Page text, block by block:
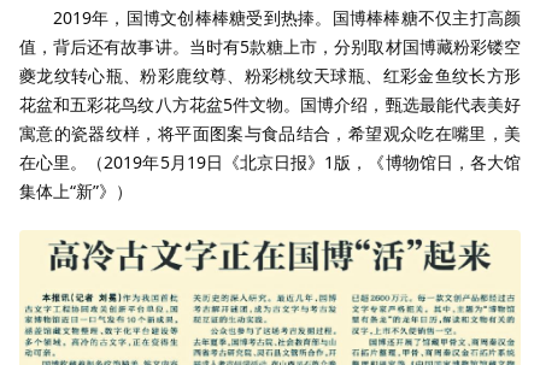
2019年，国博文创棒棒糖受到热捧。国博棒棒糖不仅主打高颜
值，背后还有故事讲。当时有5款糖上市，分别取材国博藏粉彩镂空
夔龙纹转心瓶、粉彩鹿纹尊、粉彩桃纹天球瓶、红彩金鱼纹长方形
花盆和五彩花鸟纹八方花盆5件文物。国博介绍，甄选最能代表美好
寓意的瓷器纹样，将平面图案与食品结合，希望观众吃在嘴里，美
在心里。（2019年5月19日《北京日报》1版，《博物馆日，各大馆
集体上“新”》）